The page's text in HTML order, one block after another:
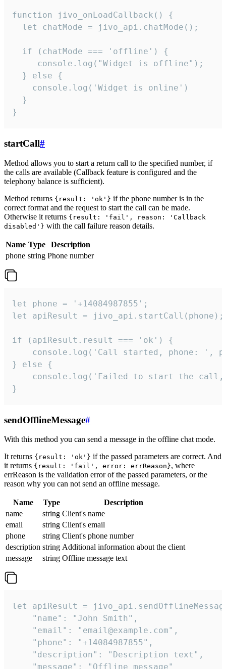
function jivo_onLoadCallback() {
  let chatMode = jivo_api.chatMode();
  if (chatMode === 'offline') {
     console.log("Widget is offline");
  } else {
    console.log('Widget is online')
  }
}
startCall#
Method allows you to start a return call to the specified number, if
the calls are available (Callback feature is configured and the
telephony balance is sufficient).
Method returns {result: 'ok'} if the phone number is in the
correct format and the request to start the call can be made.
Otherwise it returns {result: 'fail', reason: 'Callback
disabled'} with the call failure reason details.
Name Type
Description
phone string Phone number
let phone = '+14084987855';
let apiResult = jivo_api.startCall(phone);
if (apiResult.result === 'ok') {
console.log('Call started, phone: ',
} else {
console.log('Failed to start the
}
sendOfflineMessage#
With this method you can send a message in the offline chat mode.
It returns {result: 'ok'} if the passed parameters are correct. And
it returns {result: 'fail', error: errReason}, where
errReason is the validation error of the passed parameters, or the
reason why you can not send an offline message.
Name Type
Description
name
string Client's name
email
string Client's email
phone
string Client's phone number
description string Additional information about the client
message
string Offline message text
let apiResult =
    "name": "John Smith",
    "email": "email@example.com",
    "phone": "+14084987855",
    "description": "Description text",
    "message": "Offline message"